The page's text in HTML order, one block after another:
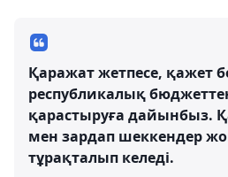
Қаражат жетпесе, қажет
республикалық
қарастыруға дайынбыз.
мен зардап шеккендер
тұрақталып келеді.